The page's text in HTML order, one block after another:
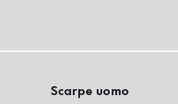
Scarpe uomo